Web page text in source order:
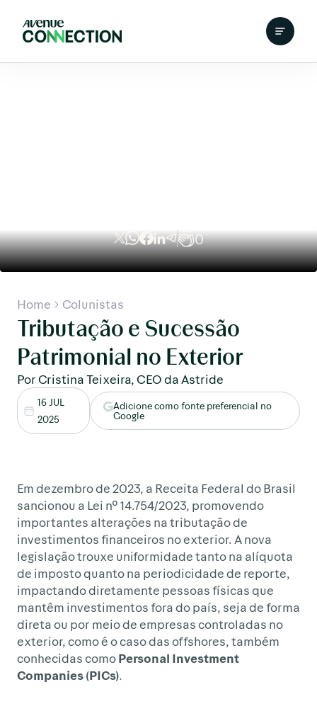
0
Home Colunistas
Tributação e Sucessão
Patrimonial no Exterior
Por Cristina Teixeira, CEO da Astride
16 JUL
2025
Adicione como fonte preferencial no
Google
Em dezembro de 2023, a Receita Federal do Brasil
sancionou a Lei nº 14.754/2023, promovendo
importantes alterações na tributação de
investimentos financeiros no exterior. A nova
legislação trouxe uniformidade tanto na alíquota
de imposto quanto na periodicidade de reporte,
impactando diretamente pessoas físicas que
mantêm investimentos fora do país, seja de forma
direta ou por meio de empresas controladas no
exterior, como é o caso das offshores, também
conhecidas comoPersonal Investment
Companies (PICs).